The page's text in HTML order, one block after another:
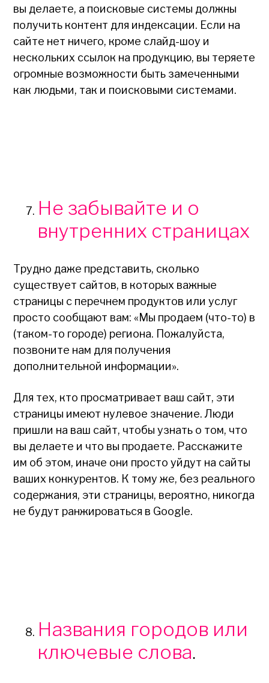
вы делаете, а поисковые системы должны
получить контент для индексации. Если на
сайте нет ничего, кроме слайд-шоу и
нескольких ссылок на продукцию, вы теряете
огромные возможности быть замеченными
как людьми, так и поисковыми системами.
Не забывайте и о
внутренних страницах
Трудно даже представить, сколько
существует сайтов, в которых важные
страницы с перечнем продуктов или услуг
просто сообщают вам: «Мы продаем (что-то) в
(таком-то городе) региона. Пожалуйста,
позвоните нам для получения
дополнительной информации».
Для тех, кто просматривает ваш сайт, эти
страницы имеют нулевое значение. Люди
пришли на ваш сайт, чтобы узнать о том, что
вы делаете и что вы продаете. Расскажите
им об этом, иначе они просто уйдут на сайты
ваших конкурентов. К тому же, без реального
содержания, эти страницы, вероятно, никогда
не будут ранжироваться в Google.
Названия городов или
ключевые слова.